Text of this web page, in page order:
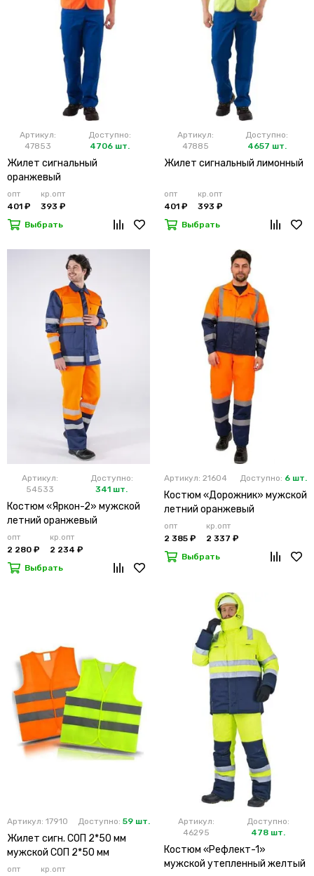
Артикул:
47853
Доступно:
4706 шт.
Жилет сигнальный
оранжевый
опт
401 ₽
кр.опт
393 ₽
Выбрать
Артикул:
47885
Доступно:
4657 шт.
Жилет сигнальный лимонный
опт
401 ₽
кр.опт
393 ₽
Выбрать
Артикул:
54533
Доступно:
341 шт.
Костюм «Яркон-2» мужской
летний оранжевый
опт
2 280 ₽
кр.опт
2 234 ₽
Выбрать
Артикул: 21604 Доступно: 6 шт.
Костюм «Дорожник» мужской
летний оранжевый
опт
2 385 ₽
кр.опт
2 337 ₽
Выбрать
Артикул: 17910 Доступно: 59 шт.
Жилет сигн. СОП 2*50 мм
мужской СОП 2*50 мм
опт кр.опт
Артикул:
46295
Доступно:
478 шт.
Костюм «Рефлект-1»
мужской утепленный желтый